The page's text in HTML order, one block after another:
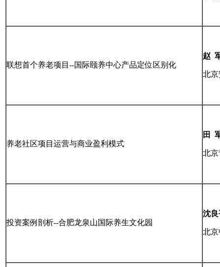
联想首个养老项目--国际颐养中心产品定位区别化
赵
北
养老社区项目运营与商业盈利模式
田
北
投资案例剖析--合肥龙泉山国际养生文化园
沈良
北